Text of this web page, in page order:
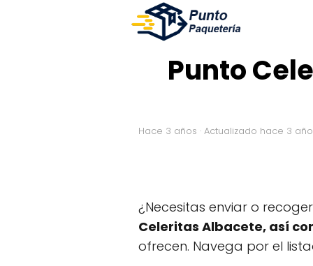
Punto
hace 3 años · Actualizado hace 3
¿Necesitas enviar o
Celeritas Albacete, así
ofrecen. Navega por el